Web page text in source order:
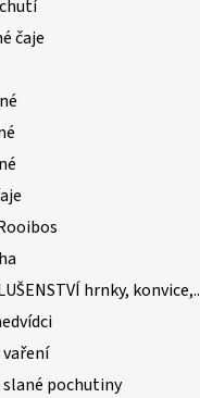
čaje
hrnky, konvice,..
vaření
slané pochutiny